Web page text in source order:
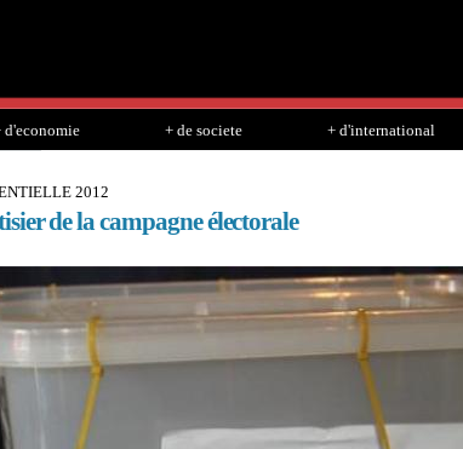
d'economie + de societe + d'international
2012
de la campagne électorale